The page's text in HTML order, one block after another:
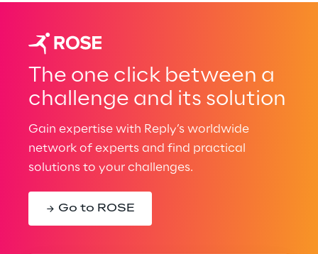
The one click between a
challenge and its solution
Gain expertise with Reply’s worldwide
network of experts and find practical
solutions to your challenges.
Go to ROSE